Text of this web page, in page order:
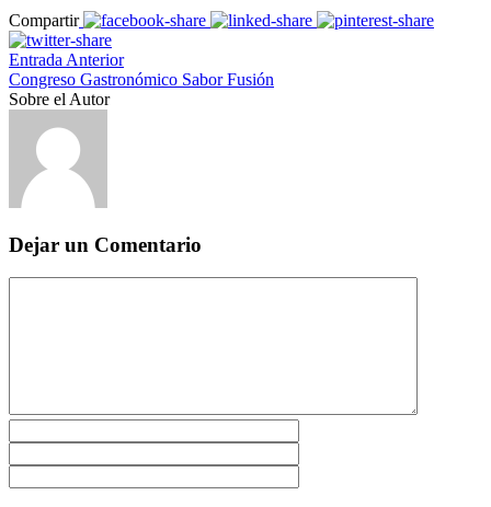
Compartir
Entrada Anterior
Congreso Gastronómico Sabor Fusión
Sobre el Autor
Dejar un Comentario